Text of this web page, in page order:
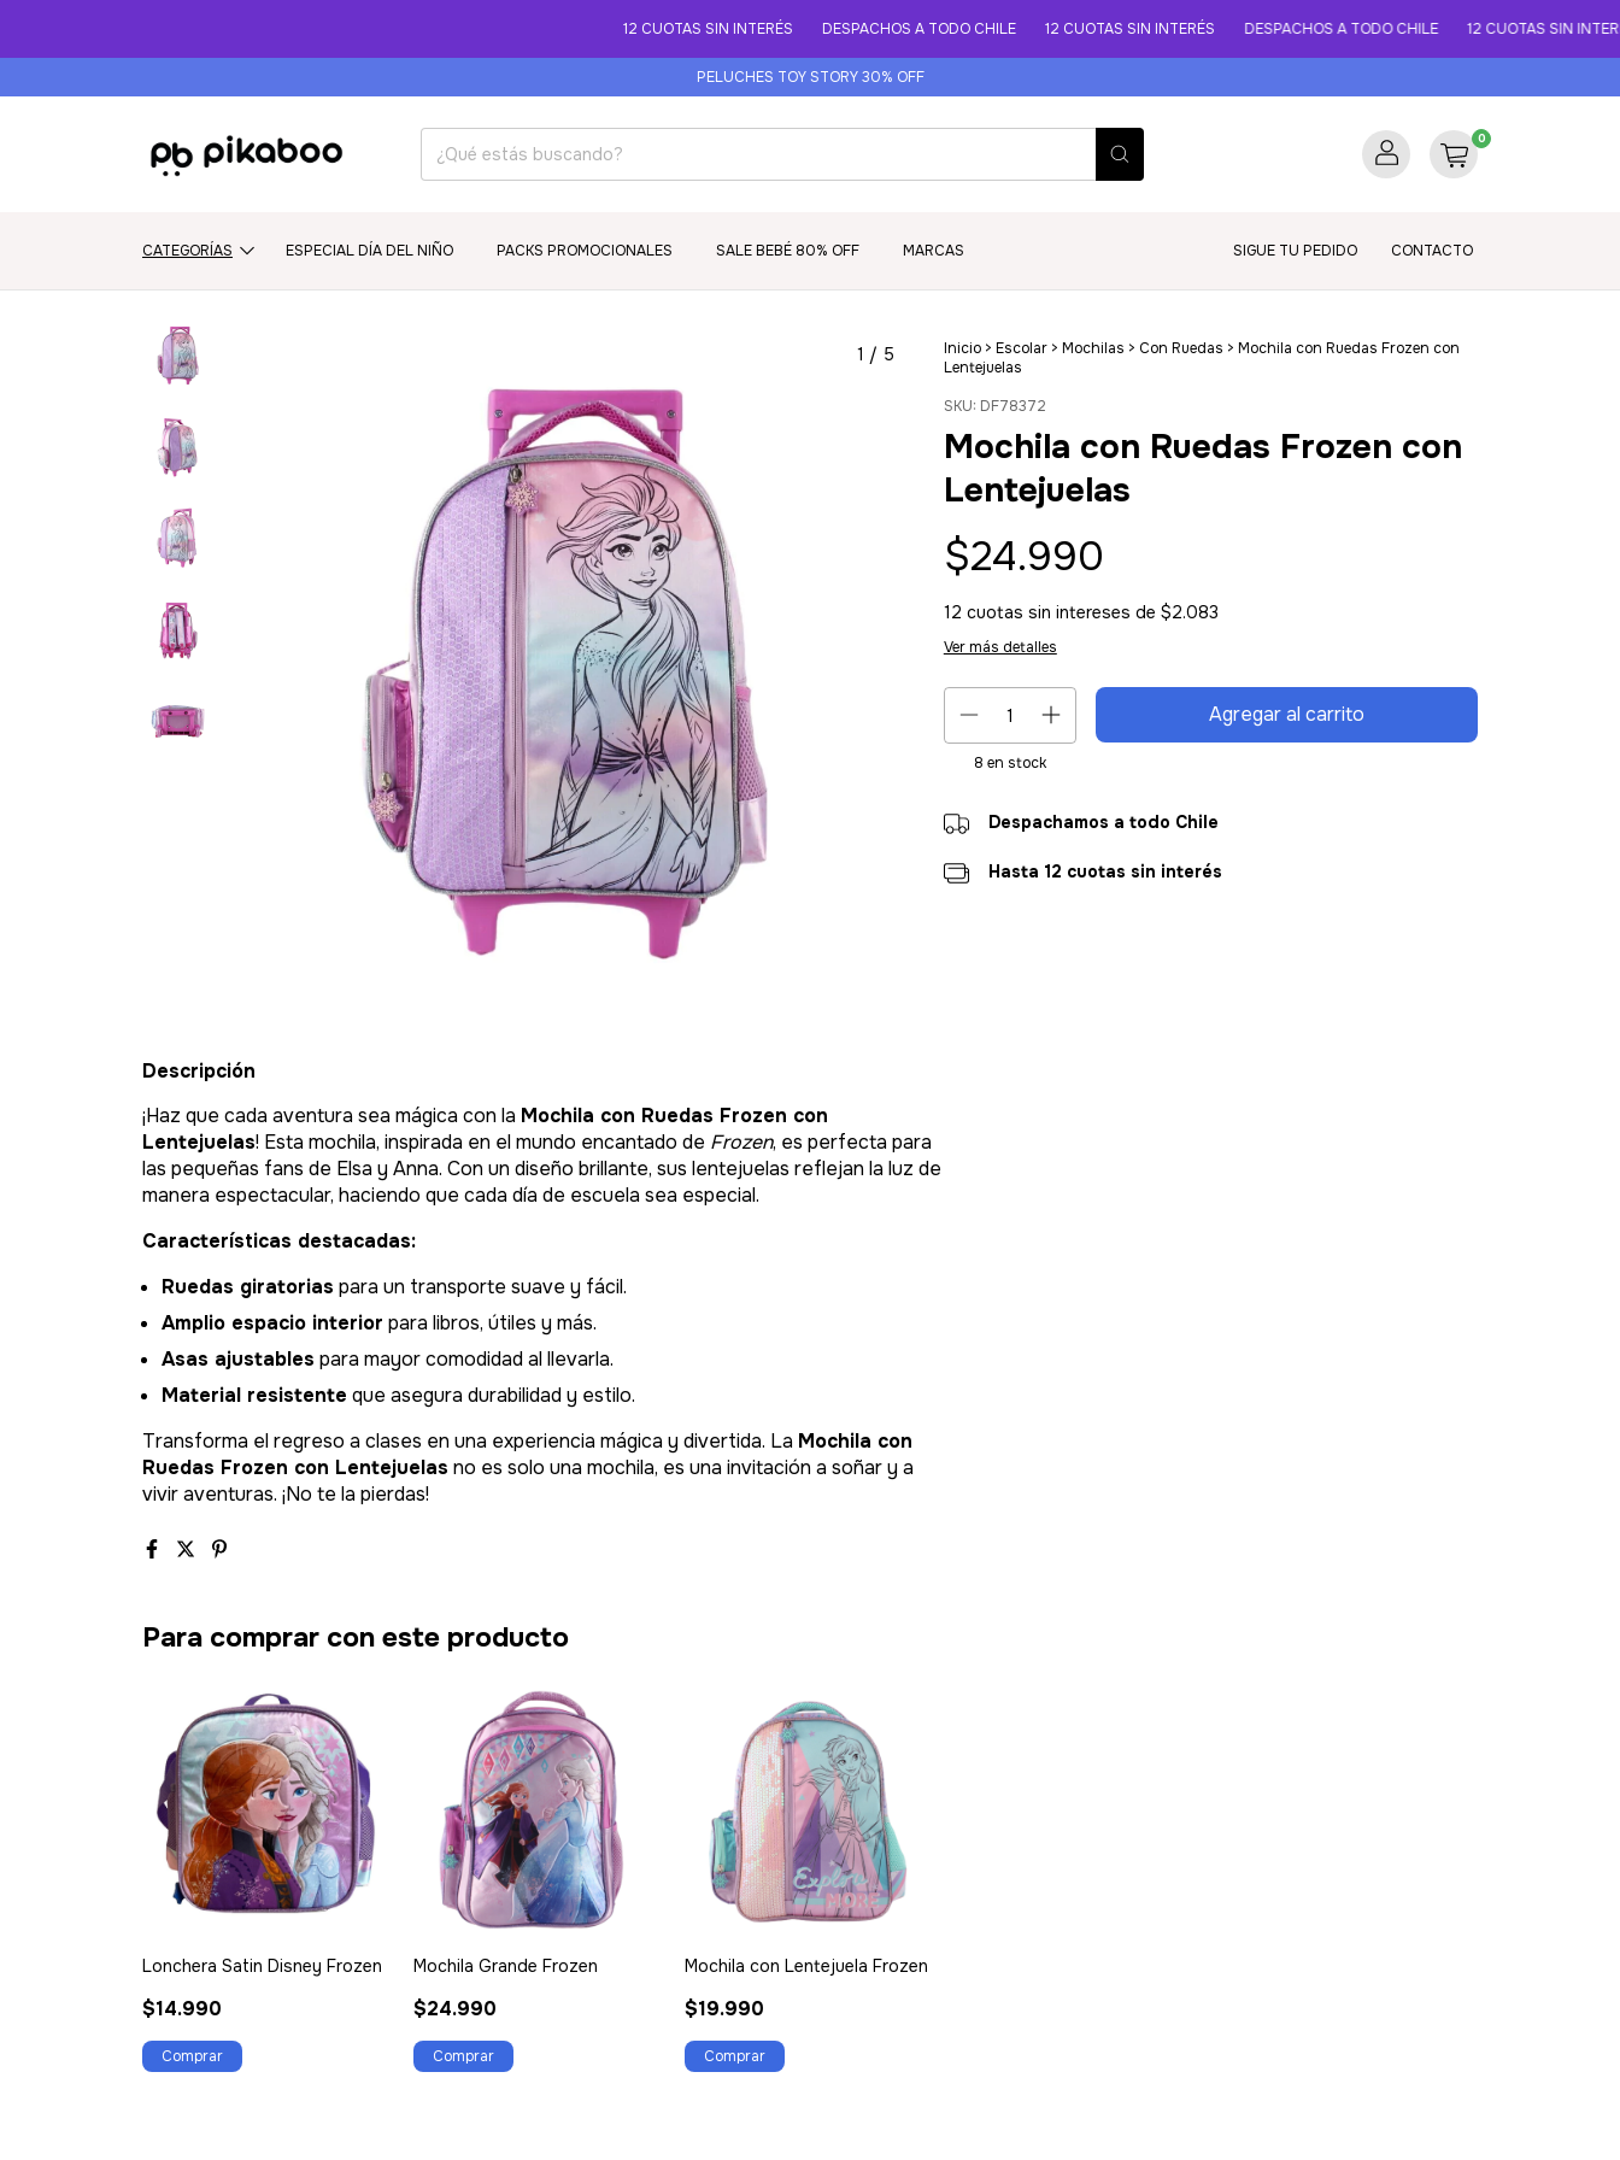
12 CUOTAS SIN INTERÉS DESPACHOS A TODO CHILE 12 CUOTAS SIN INTERÉS DESPACHOS A TODO CHILE 12 CUOTAS SIN INTERÉS
PELUCHES TOY STORY 30% OFF
0
CATEGORÍAS ESPECIAL DÍA DEL NIÑO PACKS PROMOCIONALES SALE BEBÉ 80% OFF MARCAS SIGUE TU PEDIDO CONTACTO
1 / 5 Inicio > Escolar > Mochilas > Con Ruedas > Mochila con Ruedas Frozen con
Lentejuelas
SKU: DF78372
Mochila con Ruedas Frozen con
Lentejuelas
$24.990
12 cuotas sin intereses de $2.083
Ver más detalles
8 en stock
Despachamos a todo Chile
Hasta 12 cuotas sin interés
Descripción
¡Haz que cada aventura sea mágica con la Mochila con Ruedas Frozen con
Lentejuelas! Esta mochila, inspirada en el mundo encantado de Frozen, es perfecta para
las pequeñas fans de Elsa y Anna. Con un diseño brillante, sus lentejuelas reflejan la luz de
manera espectacular, haciendo que cada día de escuela sea especial.
Características destacadas:
Ruedas giratorias para un transporte suave y fácil.
Amplio espacio interior para libros, útiles y más.
Asas ajustables para mayor comodidad al llevarla.
Material resistente que asegura durabilidad y estilo.
Transforma el regreso a clases en una experiencia mágica y divertida. La Mochila con
Ruedas Frozen con Lentejuelas no es solo una mochila, es una invitación a soñar y a
vivir aventuras. ¡No te la pierdas!
Para comprar con este producto
Lonchera Satin Disney Frozen
$14.990
Mochila Grande Frozen
$24.990
Mochila con Lentejuela Frozen
$19.990